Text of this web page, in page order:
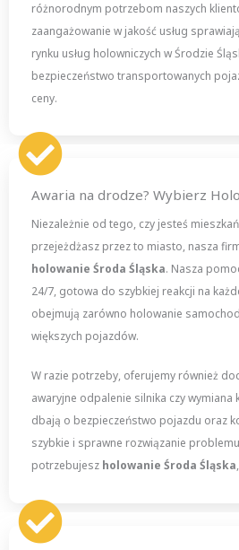
różnorodnym potrzebom naszych
zaangażowanie w jakość usług
rynku usług holowniczych w Środzie
bezpieczeństwo transportowanych
ceny.
Awaria na drodze? Wybierz
Niezależnie od tego, czy jesteś
przejeżdżasz przez to miasto, nasza
holowanie Środa Śląska. Nasza
24/7, gotowa do szybkiej reakcji na
obejmują zarówno holowanie
większych pojazdów.
W razie potrzeby, oferujemy również
awaryjne odpalenie silnika czy wymiana
dbają o bezpieczeństwo pojazdu oraz
szybkie i sprawne rozwiązanie
potrzebujesz holowanie Środa Śląska